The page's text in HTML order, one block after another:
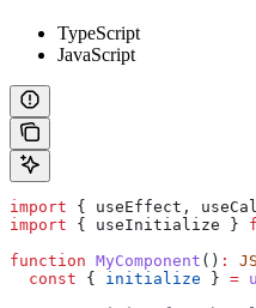
TypeScript
JavaScript
import { useEffect ,
import { useInitialize }
function MyComponent () :
  const
{ initialize } =